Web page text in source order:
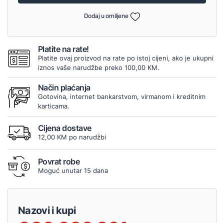
Dodaj u omiljene
Platite na rate!
Platite ovaj proizvod na rate po istoj cijeni, ako je ukupni
iznos vaše narudžbe preko 100,00 KM.
Način plaćanja
Gotovina, internet bankarstvom, virmanom i kreditnim
karticama.
Cijena dostave
12,00 KM po narudžbi
Povrat robe
Moguć unutar 15 dana
Nazovi i kupi